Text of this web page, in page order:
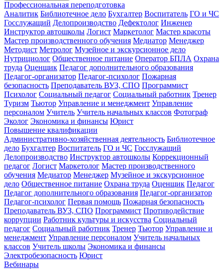
Профессиональная переподготовка
Аналитик Библиотечное дело Бухгалтер Воспитатель ГО и ЧС
Госслужащий Делопроизводство Дефектолог Инженер
Инструктор автошколы Логист Маркетолог Мастер красоты
Мастер производственного обучения Медиатор Менеджер
Методист Метролог Музейное и экскурсионное дело
Нутрициолог Общественное питание Оператор БПЛА Охрана
труда Оценщик Педагог дополнительного образования
Педагог-организатор Педагог-психолог Пожарная
безопасность Преподаватель ВУЗ, СПО Программист
Психолог Социальный педагог Социальный работник Тренер
Туризм Тьютор Управление и менеджмент Управление
персоналом Учитель Учитель начальных классов Фотограф
Эколог Экономика и финансы Юрист
Повышение квалификации
Административно-хозяйственная деятельность Библиотечное
дело Бухгалтер Воспитатель ГО и ЧС Госслужащий
Делопроизводство Инструктор автошколы Коррекционный
педагог Логист Маркетолог Мастер производственного
обучения Медиатор Менеджер Музейное и экскурсионное
дело Общественное питание Охрана труда Оценщик Педагог
Педагог дополнительного образования Педагог-организатор
Педагог-психолог Первая помощь Пожарная безопасность
Преподаватель ВУЗ, СПО Программист Противодействие
коррупции Работник культуры и искусства Социальный
педагог Социальный работник Тренер Тьютор Управление и
менеджмент Управление персоналом Учитель начальных
классов Учитель школы Экономика и финансы
Электробезопасность Юрист
Вебинары